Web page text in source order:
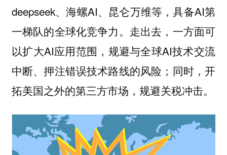
deepseek、海螺AI、昆仑万维等，具备AI第
一梯队的全球化竞争力。走出去，一方面可
以扩大AI应用范围，规避与全球AI技术交流
中断、押注错误技术路线的风险；同时，开
拓美国之外的第三方市场，规避关税冲击。